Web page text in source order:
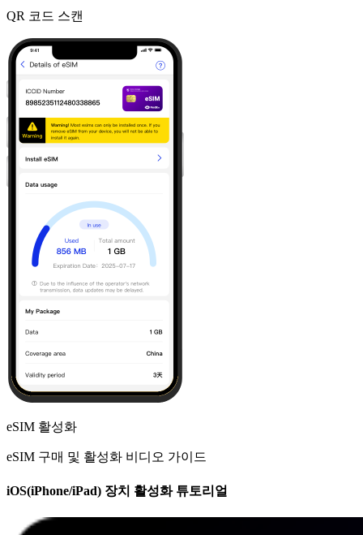
QR 코드 스캔
eSIM 활성화
eSIM 구매 및 활성화 비디오 가이드
iOS(iPhone/iPad) 장치 활성화 튜토리얼